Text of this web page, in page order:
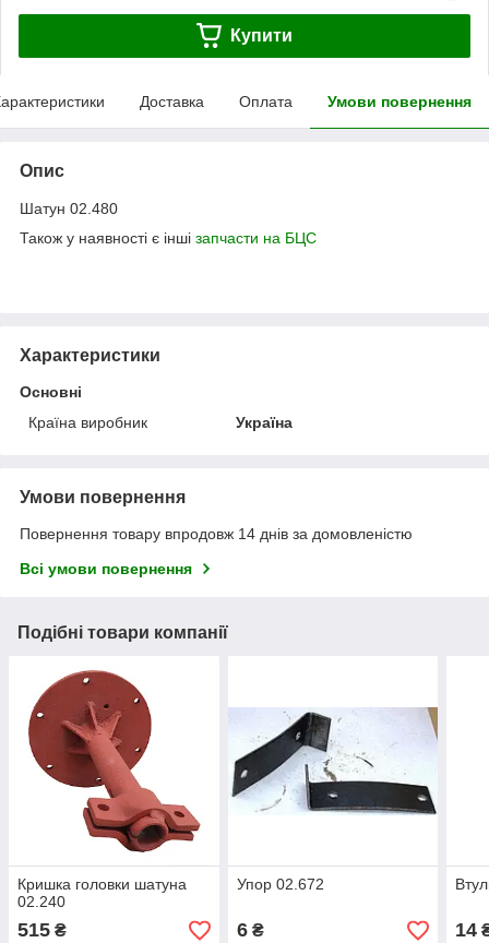
Купити
Доставка Оплата Умови повернення
Опис
Шатун 02.480
Також у наявності є інші запчасти на БЦС
Характеристики
Основні
Країна виробник
Україна
Умови повернення
Повернення товару впродовж 14 днів за домовленістю
Всі умови повернення
Подібні товари компанії
Кришка головки шатуна
02.240
515 ₴
Упор 02.672
6₴ 14